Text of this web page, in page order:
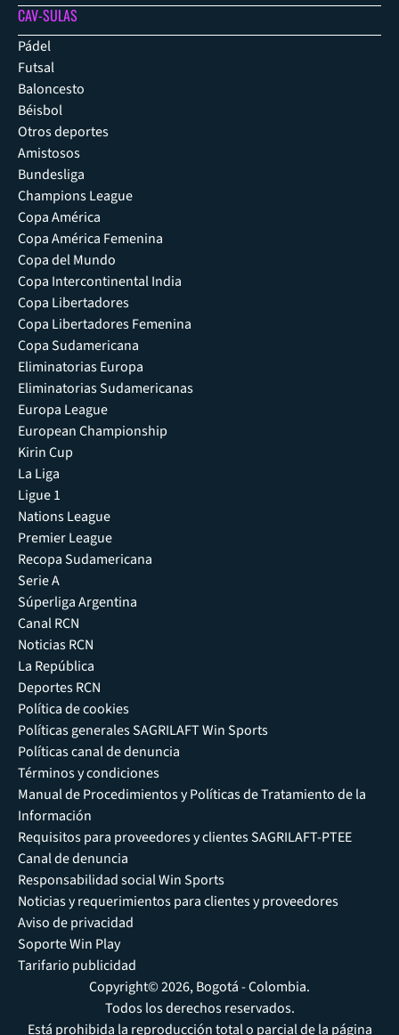
CAV-SULAS
Pádel
Futsal
Baloncesto
Béisbol
Otros deportes
Amistosos
Bundesliga
Champions League
Copa América
Copa América Femenina
Copa del Mundo
Copa Intercontinental India
Copa Libertadores
Copa Libertadores Femenina
Copa Sudamericana
Eliminatorias Europa
Eliminatorias Sudamericanas
Europa League
European Championship
Kirin Cup
La Liga
Ligue 1
Nations League
Premier League
Recopa Sudamericana
Serie A
Súperliga Argentina
Canal RCN
Noticias RCN
La República
Deportes RCN
Política de cookies
Políticas generales SAGRILAFT Win Sports
Políticas canal de denuncia
Términos y condiciones
Manual de Procedimientos y Políticas de Tratamiento de la
Información
Requisitos para proveedores y clientes SAGRILAFT-PTEE
Canal de denuncia
Responsabilidad social Win Sports
Noticias y requerimientos para clientes y proveedores
Aviso de privacidad
Soporte Win Play
Tarifario publicidad
Copyright© 2026, Bogotá - Colombia.
Todos los derechos reservados.
Está prohibida la reproducción total o parcial de la página